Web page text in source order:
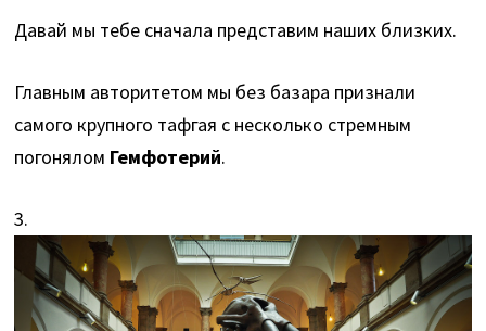
Давай мы тебе сначала представим наших близких.
Главным авторитетом мы без базара признали
самого крупного тафгая с несколько стремным
погонялом Гемфотерий.
3.